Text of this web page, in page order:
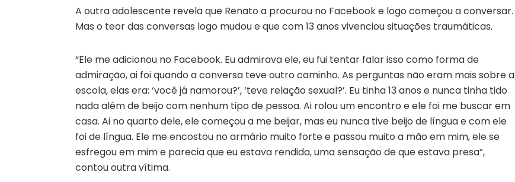
A outra adolescente revela que Renato a procurou no Facebook e logo começou a conversar.
Mas o teor das conversas logo mudou e que com 13 anos vivenciou situações traumáticas.
“Ele me adicionou no Facebook. Eu admirava ele, eu fui tentar falar isso como forma de
admiração, ai foi quando a conversa teve outro caminho. As perguntas não eram mais sobre a
escola, elas era: ‘você já namorou?’, ‘teve relação sexual?’. Eu tinha 13 anos e nunca tinha tido
nada além de beijo com nenhum tipo de pessoa. Ai rolou um encontro e ele foi me buscar em
casa. Ai no quarto dele, ele começou a me beijar, mas eu nunca tive beijo de língua e com ele
foi de língua. Ele me encostou no armário muito forte e passou muito a mão em mim, ele se
esfregou em mim e parecia que eu estava rendida, uma sensação de que estava presa”,
contou outra vítima.